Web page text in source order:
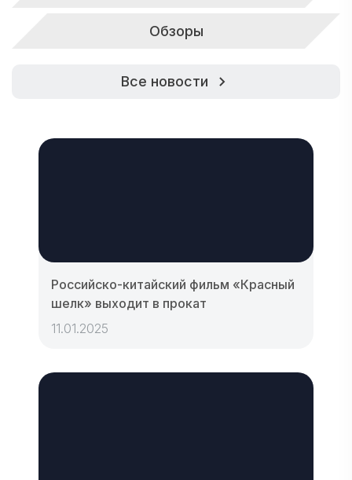
Обзоры
Все новости
Российско-китайский фильм «Красный
шелк» выходит в прокат
11.01.2025